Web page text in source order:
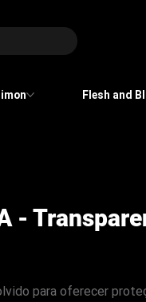
Flesh and
-
para oferecer